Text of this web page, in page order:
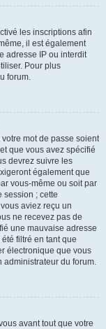
les inscriptions afin
il est également
adresse IP ou interdit
Pour plus
forum.
mot de passe soient
que vous avez spécifié
devrez suivre les
également que
vous-même ou soit par
session ; cette
aviez reçu un
ne recevez pas de
une mauvaise adresse
filtré en tant que
électronique que vous
administrateur du forum.
avant tout que votre